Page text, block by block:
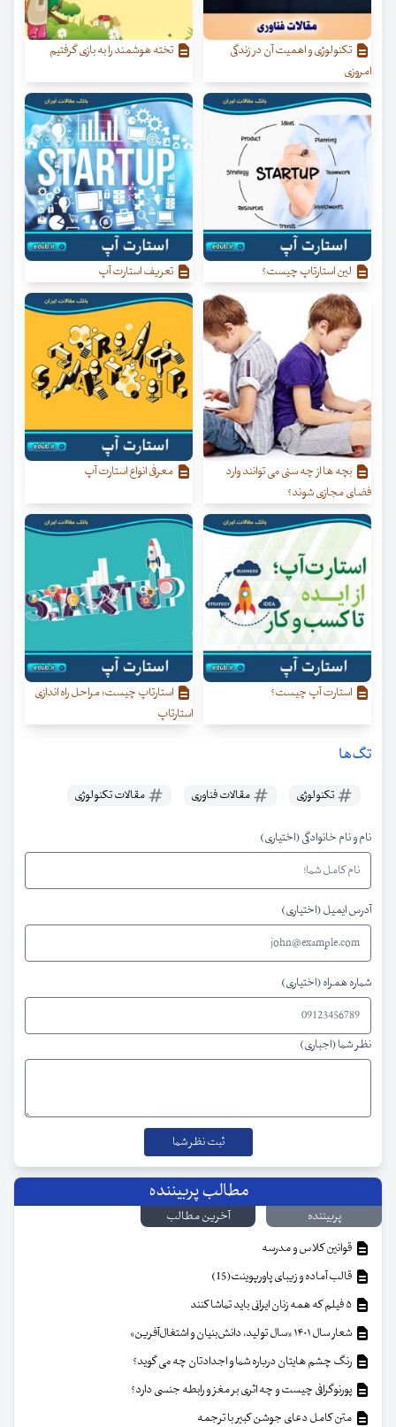
تکنولوژی و اهمیت آن در زندگی
امروزی
تخته هوشمند را به بازی گرفتیم
لین استارتاپ چیست؟ تعریف استارت آپ
بچه ها از چه سنی می توانند وارد
فضای مجازی شوند؟
معرفی انواع استارت آپ
استارت آپ چیست؟
استارتاپ چیست؛ مراحل راه اندازی
استارتاپ
تگ‌ها
تکنولوژی مقالات فناوری مقالات تکنولوژی
نام و نام خانوادگی (اختیاری)
آدرس ایمیل (اختیاری)
شماره همراه (اختیاری)
نظر شما (اجباری)
مطالب پربیننده
پربیننده
آخرین مطالب
قوانین کلاس و مدرسه
قالب آماده و زیبای پاورپوینت(15)
شعار سال ۱۴۰۱ «سال تولید، دانش‌بنیان و اشتغال‌آفرین»
رنگ چشم هایتان درباره شما و اجدادتان چه می گوید؟
پورنوگرافی چیست و چه اثری بر مغز و رابطه جنسی دارد؟
متن کامل دعای جوشن کبیر با ترجمه